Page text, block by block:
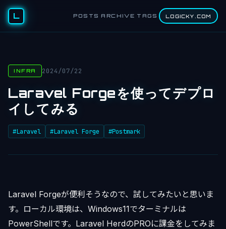
L POSTS ARCHIVE TAGS LOGICKY.COM
INFRA 2024/07/22
Laravel Forgeを使ってデプロ
イしてみる
#Laravel #Laravel Forge #Postmark
Laravel Forgeが便利そうなので、試してみたいと思いま
す。ローカル環境は、Windows11でターミナルは
PowerShellです。Laravel HerdのPROに課金をしてみま